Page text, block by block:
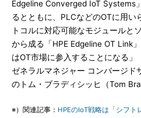
Edgeline Converged IoT Systems
るとともに、PLCなどのOTに用い
トコルに対応可能なモジュールと
から成る「HPE Edgeline OT Link
はOT市場に参入することになる」
ゼネラルマネジャー コンバージド
のトム・ブラディシッヒ（Tom
※）関連記事： HPEのIoT戦略は「シフト